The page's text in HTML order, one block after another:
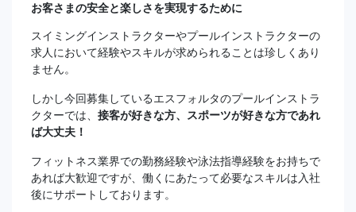
お客さまの安全と楽しさを実現するために
スイミングインストラクターやプールインストラクターの
求人において経験やスキルが求められることは珍しくあり
ません。
しかし今回募集しているエスフォルタのプールインストラ
クターでは、 接客が好きな方、スポーツが好きな方であれ
ば大丈夫！
フィットネス業界での勤務経験や泳法指導経験をお持ちで
あれば大歓迎ですが、働くにあたって必要なスキルは入社
後にサポートしております。